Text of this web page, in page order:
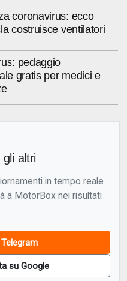
coronavirus: ecco
costruisce ventilatori
pedaggio
gratis per medici e
altri
in tempo reale
a MotorBox nei risultati
su Google